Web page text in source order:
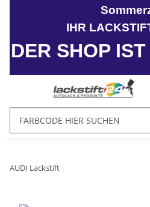
IHR
DER SHOP
AUDI Lackstift